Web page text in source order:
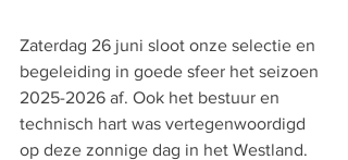
Zaterdag 26 juni sloot onze selectie en
begeleiding in goede sfeer het seizoen
2025-2026 af. Ook het bestuur en
technisch hart was vertegenwoordigd
op deze zonnige dag in het Westland.